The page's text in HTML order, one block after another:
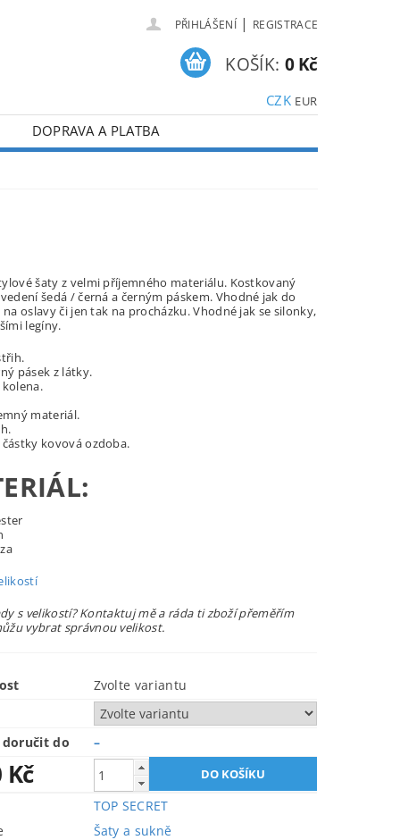
PŘIHLÁŠENÍ | REGISTRACE
CZK EUR
KOŠÍK: 0 Kč
DOPRAVA A PLATBA
šaty z velmi příjemného materiálu. Kostkovaný
šedá / černá a černým páskem. Vhodné jak do
na oslavy či jen tak na procházku. Vhodné jak se silonky,
legíny.
pásek z látky.
materiál.
kovová ozdoba.
s velikostí? Kontaktuj mě a ráda ti zboží přeměřím
vybrat správnou velikost.
Zvolte variantu
doručit do –
Kč
TOP SECRET
Šaty a sukně